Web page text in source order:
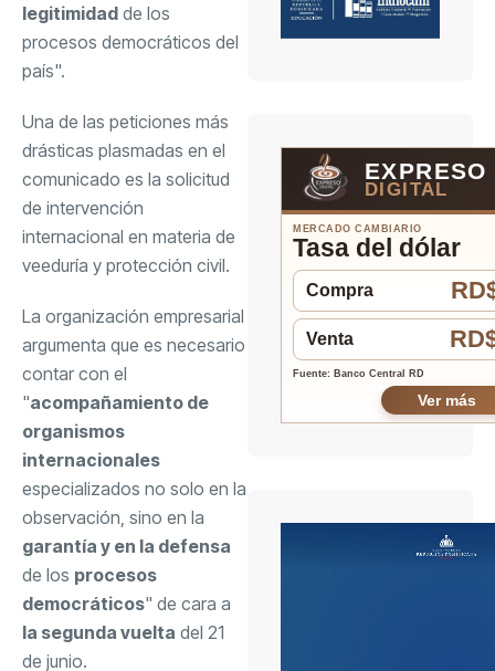
legitimidad de los
procesos democráticos del
país".
Una de las peticiones más
drásticas plasmadas en el
comunicado es la solicitud
de intervención
internacional en materia de
veeduría y protección civil.
La organización empresarial
argumenta que es necesario
contar con el
"acompañamiento de
organismos
internacionales
especializados no solo en la
observación, sino en la
garantía y en la defensa
de los procesos
democráticos" de cara a
la segunda vuelta del 21
de junio.
EXPRESO
DIGITAL
MERCADO CAMBIARIO
Tasa del dólar
Compra
Venta
Fuente: Banco Central RD
Ver más